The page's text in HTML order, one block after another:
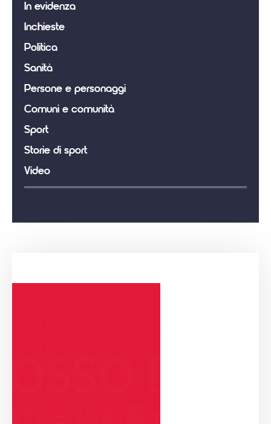
In evidenza
Inchieste
Politica
Sanità
Persone e personaggi
Comuni e comunità
Sport
Storie di sport
Video